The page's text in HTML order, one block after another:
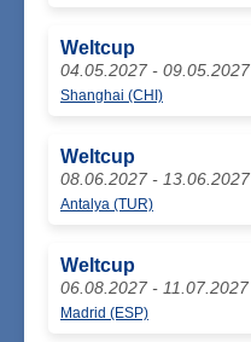
Weltcup
04.05.2027 - 09.05.2027
Shanghai (CHI)
Weltcup
08.06.2027 - 13.06.2027
Antalya (TUR)
Weltcup
06.08.2027 - 11.07.2027
Madrid (ESP)